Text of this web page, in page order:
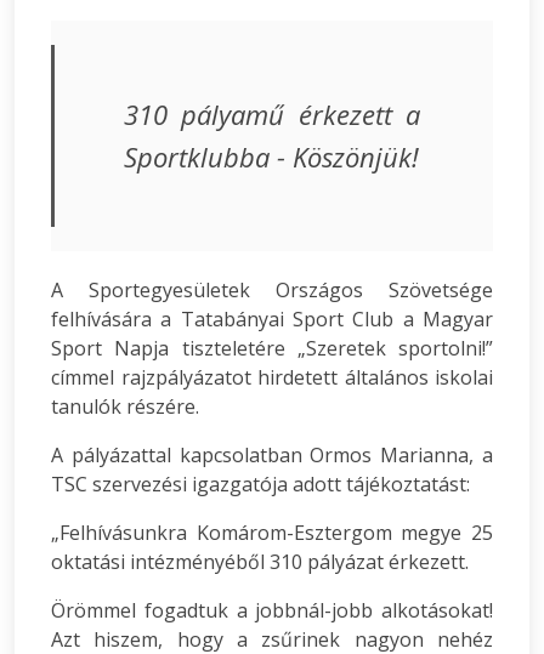
310 pályamű érkezett a
Sportklubba - Köszönjük!
A Sportegyesületek Országos Szövetsége
felhívására a Tatabányai Sport Club a Magyar
Sport Napja tiszteletére „Szeretek sportolni!”
címmel rajzpályázatot hirdetett általános iskolai
tanulók részére.
A pályázattal kapcsolatban Ormos Marianna, a
TSC szervezési igazgatója adott tájékoztatást:
„Felhívásunkra Komárom-Esztergom megye 25
oktatási intézményéből 310 pályázat érkezett.
Örömmel fogadtuk a jobbnál-jobb alkotásokat!
Azt hiszem, hogy a zsűrinek nagyon nehéz